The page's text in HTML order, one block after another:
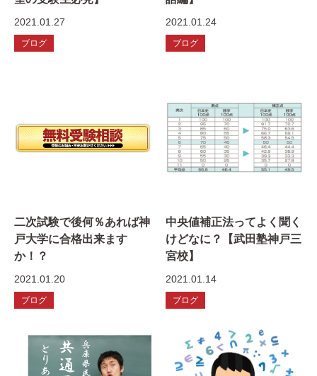
2021.01.27
ブログ
2021.01.24
ブログ
二次試験で後何％あれば神
戸大学に合格出来ます
か！？
2021.01.20
ブログ
中央値補正法ってよく聞く
けどなに？【武田塾神戸三
宮校】
2021.01.14
ブログ